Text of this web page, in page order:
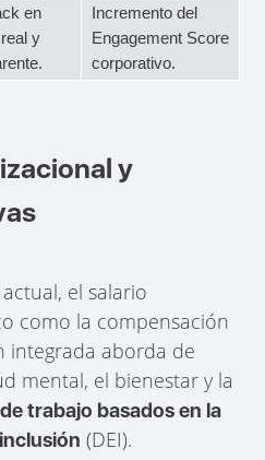
en
y
Incremento del
Engagement Score
corporativo.
y
el salario
como la compensación
integrada aborda de
mental, el bienestar y la
trabajo basados en la
(DEI).